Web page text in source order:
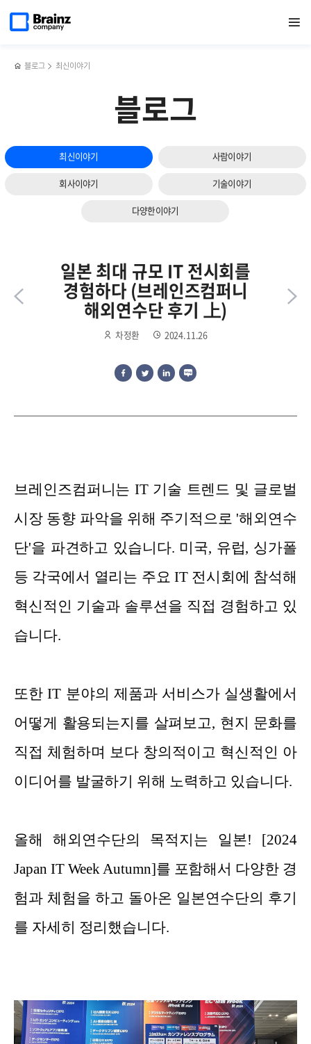
열기
페이지로
블로그 최신이야기
블로그
최신이야기 사람이야기
회사이야기 기술이야기
다양한이야기
솔루션,
K8s의
일본 최대 규모 IT 전시회를
경험하다 (브레인즈컴퍼니
해외연수단 후기 上)
차정환 2024.11.26
따뜻하게
겨울맞이
브레인즈컴퍼니는 IT 기술 트렌드 및 글로벌
시장 동향 파악을 위해 주기적으로 '해외연수
단'을 파견하고 있습니다. 미국, 유럽, 싱가폴
등 각국에서 열리는 주요 IT 전시회에 참석해
혁신적인 기술과 솔루션을 직접 경험하고 있
습니다.
또한 IT 분야의 제품과 서비스가 실생활에서
어떻게 활용되는지를 살펴보고, 현지 문화를
직접 체험하며 보다 창의적이고 혁신적인 아
이디어를 발굴하기 위해 노력하고 있습니다.
올해 해외연수단의 목적지는 일본! [2024
Japan IT Week Autumn]를 포함해서 다양한 경
험과 체험을 하고 돌아온 일본연수단의 후기
를 자세히 정리했습니다.
다음
슬라이드